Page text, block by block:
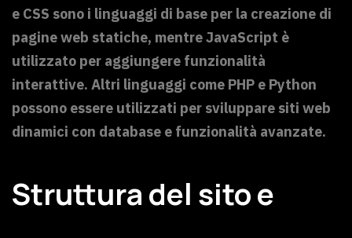
e CSS sono i linguaggi di base per la creazione di
pagine web statiche, mentre JavaScript è
utilizzato per aggiungere funzionalità
interattive. Altri linguaggi come PHP e Python
possono essere utilizzati per sviluppare siti web
dinamici con database e funzionalità avanzate.
Struttura del sito e